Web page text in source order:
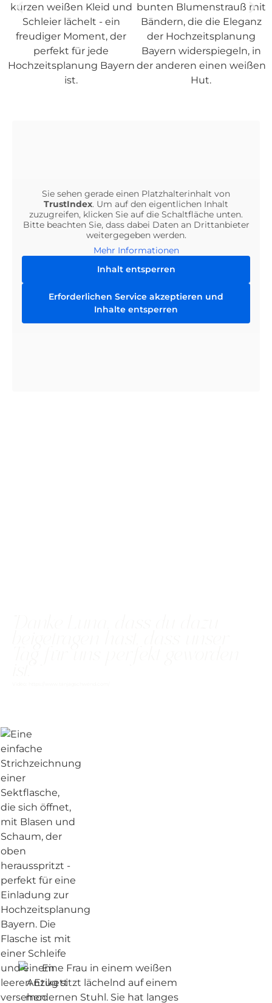
Sie sehen gerade einen Platzhalterinhalt von
TrustIndex. Um auf den eigentlichen Inhalt
zuzugreifen, klicken Sie auf die Schaltfläche unten.
Bitte beachten Sie, dass dabei Daten an Drittanbieter
weitergegeben werden.
Mehr Informationen
Inhalt entsperren
Erforderlichen Service akzeptieren und
Inhalte entsperren